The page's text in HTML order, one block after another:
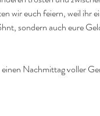
wir euch feiern, weil ihr
sondern auch eure
Nachmittag voller